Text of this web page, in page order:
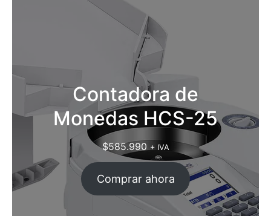
Contadora de
Monedas HCS-25
$585.990 + IVA
Comprar ahora